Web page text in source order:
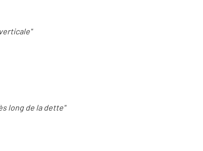
long de la dette"